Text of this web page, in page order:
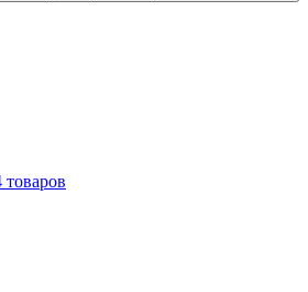
товаров